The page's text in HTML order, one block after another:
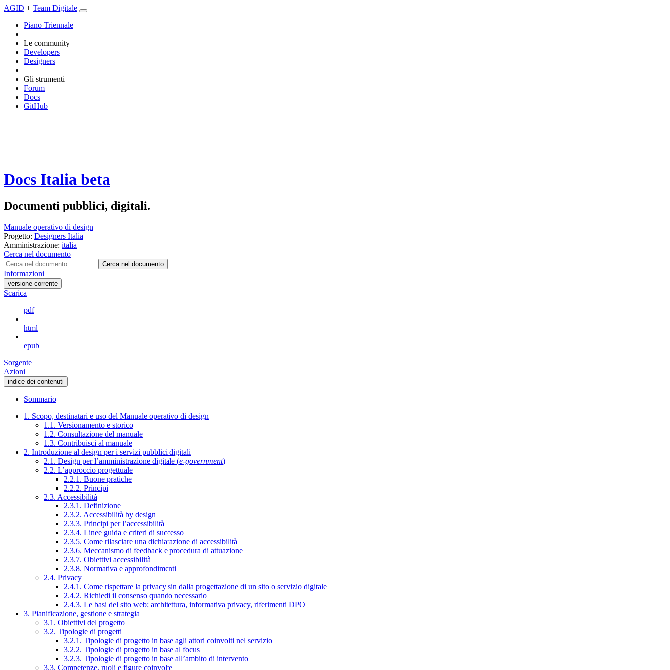
AGID + Team Digitale
Piano Triennale
Le community
Developers
Designers
Gli strumenti
Forum
Docs
GitHub
Docs Italia beta
Documenti pubblici, digitali.
Manuale operativo di design
Progetto: Designers Italia
Amministrazione: italia
Cerca nel documento
Cerca nel documento
Informazioni
versione-corrente
Scarica
pdf
html
epub
Sorgente
Azioni
indice dei contenuti
Sommario
1. Scopo, destinatari e uso del Manuale operativo di design
1.1. Versionamento e storico
1.2. Consultazione del manuale
1.3. Contribuisci al manuale
2. Introduzione al design per i servizi pubblici digitali
2.1. Design per l’amministrazione digitale (e-government)
2.2. L’approccio progettuale
2.2.1. Buone pratiche
2.2.2. Principi
2.3. Accessibilità
2.3.1. Definizione
2.3.2. Accessibilità by design
2.3.3. Principi per l’accessibilità
2.3.4. Linee guida e criteri di successo
2.3.5. Come rilasciare una dichiarazione di accessibilità
2.3.6. Meccanismo di feedback e procedura di attuazione
2.3.7. Obiettivi accessibilità
2.3.8. Normativa e approfondimenti
2.4. Privacy
2.4.1. Come rispettare la privacy sin dalla progettazione di un sito o servizio digitale
2.4.2. Richiedi il consenso quando necessario
2.4.3. Le basi del sito web: architettura, informativa privacy, riferimenti DPO
3. Pianificazione, gestione e strategia
3.1. Obiettivi del progetto
3.2. Tipologie di progetti
3.2.1. Tipologie di progetto in base agli attori coinvolti nel servizio
3.2.2. Tipologie di progetto in base al focus
3.2.3. Tipologie di progetto in base all’ambito di intervento
3.3. Competenze, ruoli e figure coinvolte